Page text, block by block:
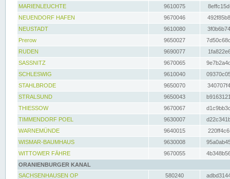
MARIENLEUCHTE
9610075
NEUENDORF HAFEN
9670046
NEUSTADT
9610080
Prerow
9650027
RUDEN
9690077
SASSNITZ
9670065
SCHLESWIG
9610040
STAHLBRODE
9650070
STRALSUND
9650043
THIESSOW
9670067
TIMMENDORF POEL
9630007
WARNEMÜNDE
9640015
WISMAR-BAUMHAUS
9630008
WITTOWER FÄHRE
9670055
ORANIENBURGER KANAL
SACHSENHAUSEN OP
580240